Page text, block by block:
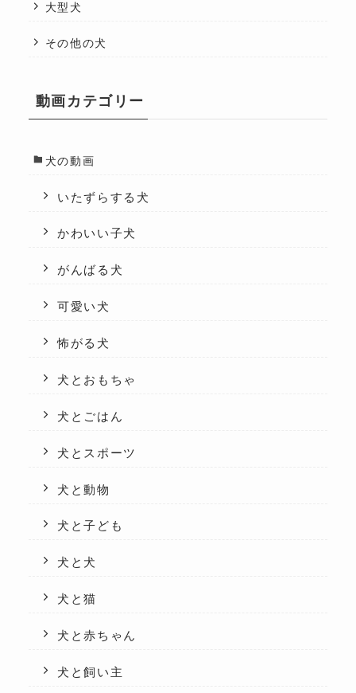
大型犬
その他の犬
動画カテゴリー
犬の動画
いたずらする犬
かわいい子犬
がんばる犬
可愛い犬
怖がる犬
犬とおもちゃ
犬とごはん
犬とスポーツ
犬と動物
犬と子ども
犬と犬
犬と猫
犬と赤ちゃん
犬と飼い主